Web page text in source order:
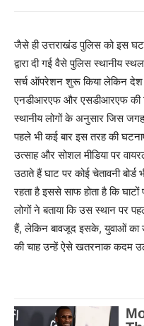
जैसे ही उत्तराखंड पुलिस को इस
द्वारा दी गई वैसे पुलिस स्थानीय
सर्च ऑपरेशन शुरू किया लेकिन देश
एनडीआरएफ और एसडीआरएफ की
स्थानीय लोगों के अनुसार जिस
पहले भी कई बार इस तरह की
उत्साह और सोशल मीडिया पर
उठाते हैं घाट पर कोई चेतावनी बोर्ड
रहता है इससे साफ होता है कि
लोगों ने बताया कि उस स्थान पर
हैं, लेकिन बावजूद इसके, युवाओं का
की चाह उन्हें ऐसे खतरनाक कदम